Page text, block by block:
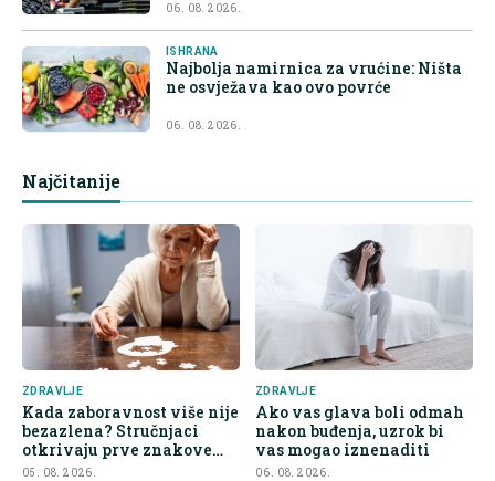
06. 08. 2026.
ISHRANA
Najbolja namirnica za vrućine: Ništa
ne osvježava kao ovo povrće
06. 08. 2026.
Najčitanije
ZDRAVLJE
Kada zaboravnost više nije
bezazlena? Stručnjaci
otkrivaju prve znakove
demencije
05. 08. 2026.
ZDRAVLJE
Ako vas glava boli odmah
nakon buđenja, uzrok bi
vas mogao iznenaditi
06. 08. 2026.